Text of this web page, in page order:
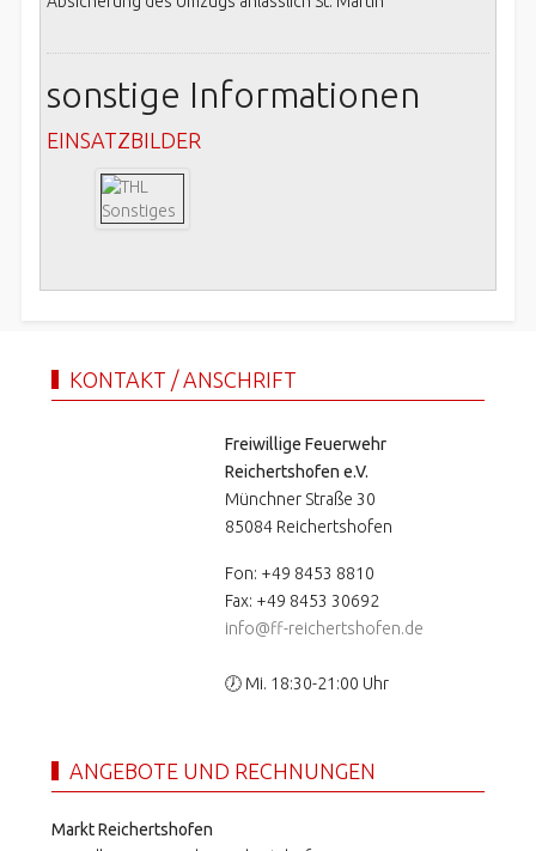
sonstige Informationen
EINSATZBILDER
KONTAKT / ANSCHRIFT
Freiwillige Feuerwehr
Reichertshofen e.V.
Münchner Straße 30
85084 Reichertshofen
Fon: +49 8453 8810
Fax: +49 8453 30692
info@ff-reichertshofen.de
🕖 Mi. 18:30-21:00 Uhr
ANGEBOTE UND RECHNUNGEN
Markt Reichertshofen